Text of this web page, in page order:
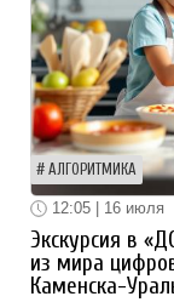
АЛГОРИТМИКА
12:05 | 16 июля
Экскурсия в
из мира
Каменска-